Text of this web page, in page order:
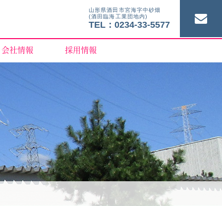
山形県酒田市宮海字中砂畑
(酒田臨海工業団地内)
TEL：0234-33-5577
会社情報 採用情報